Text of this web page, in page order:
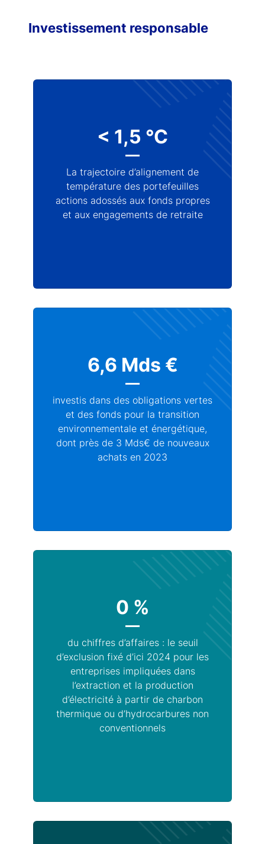
Investissement responsable
< 1,5 °C
La trajectoire d’alignement de
température des portefeuilles
actions adossés aux fonds propres
et aux engagements de retraite
6,6 Mds €
investis dans des obligations vertes
et des fonds pour la transition
environnementale et énergétique,
dont près de 3 Mds€ de nouveaux
achats en 2023
0 %
du chiffres d’affaires : le seuil
d’exclusion fixé d’ici 2024 pour les
entreprises impliquées dans
l’extraction et la production
d’électricité à partir de charbon
thermique ou d’hydrocarbures non
conventionnels